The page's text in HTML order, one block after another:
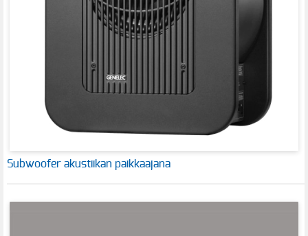
Subwoofer akustiikan paikkaajana